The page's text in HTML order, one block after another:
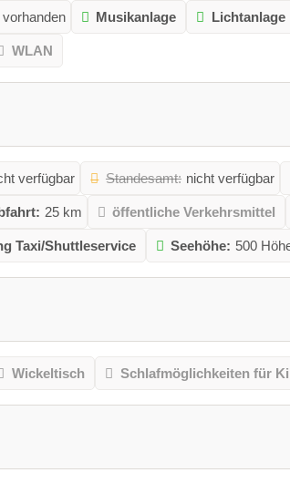
Musikanlage Lichtanlage
WLAN
verfügbar Standesamt: nicht verfügbar
25 km öffentliche Verkehrsmittel
Taxi/Shuttleservice Seehöhe: 500
Wickeltisch Schlafmöglichkeiten für